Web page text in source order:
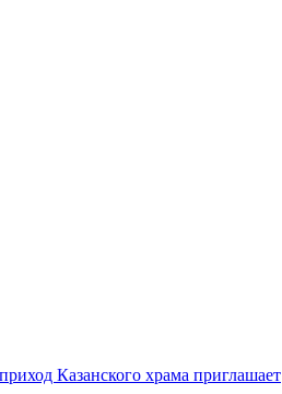
Казанского храма приглашает